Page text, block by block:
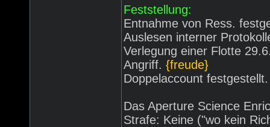
Feststellung:
Entnahme von Ress.
Auslesen interner
Verlegung einer Flotte
Angriff. {freude}
Doppelaccount festgestellt.
Das Aperture Science
Strafe: Keine ("wo kein